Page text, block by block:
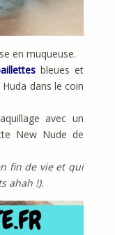
en muqueuse.
bleues et
dans le coin
avec un
New Nude de
fin de vie et qui
ahah !).